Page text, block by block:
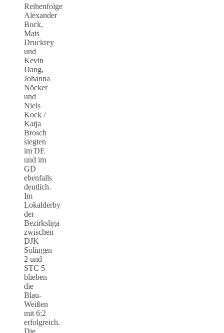
Reihenfolge
Alexander
Bock,
Mats
Druckrey
und
Kevin
Dang,
Johanna
Nöcker
und
Niels
Kock /
Katja
Brosch
siegten
im DE
und im
GD
ebenfalls
deutlich.
Im
Lokalderby
der
Bezirksliga
zwischen
DJK
Solingen
2 und
STC 5
blieben
die
Blau-
Weißen
mit 6:2
erfolgreich.
Die